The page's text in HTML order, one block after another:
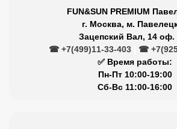
FUN&SUN PREMIUM
г. Москва, м.
Зацепский Вал, 14 оф.
☎ +7(499)11-33-403
☎
✅ Время работы:
Пн-Пт 10:00-19:00
Сб-Вс 11:00-16:00